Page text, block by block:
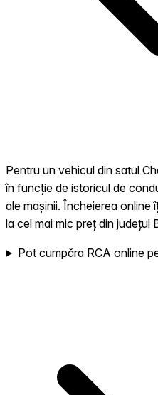
Pentru un vehicul din satul
în funcție de istoricul de
ale mașinii. Încheierea online
la cel mai mic preț din județul
Pot cumpăra RCA online